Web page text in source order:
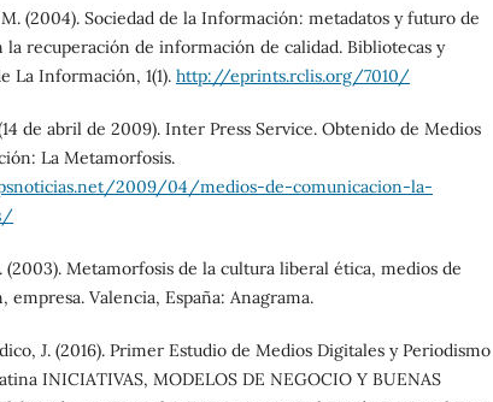
(2004). Sociedad de la Información: metadatos y futuro de
recuperación de información de calidad. Bibliotecas y
La Información, 1(1). http://eprints.rclis.org/7010/
de abril de 2009). Inter Press Service. Obtenido de Medios
La Metamorfosis.
2009/04/medios-de-comunicacion-la-
(2003). Metamorfosis de la cultura liberal ética, medios de
empresa. Valencia, España: Anagrama.
J. (2016). Primer Estudio de Medios Digitales y Periodismo
INICIATIVAS, MODELOS DE NEGOCIO Y BUENAS